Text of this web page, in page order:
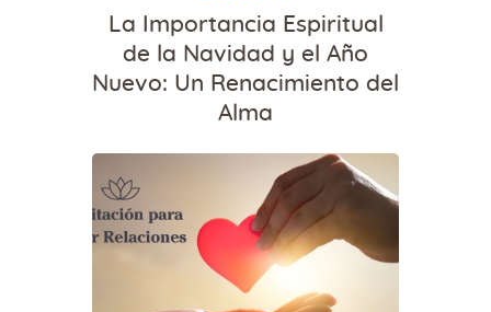
La Importancia Espiritual
de la Navidad y el Año
Nuevo: Un Renacimiento del
Alma